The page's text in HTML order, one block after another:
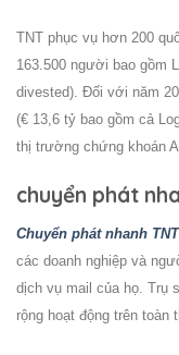
TNT phục vụ hơn 200
163.500 người bao gồm
divested). Đối với năm
(€ 13,6 tỷ bao gồm cả
thị trường chứng khoán
chuyển phát
Chuyển phát nhanh TNT
các doanh nghiệp và
dịch vụ mail của họ. Trụ
rộng hoạt động trên toàn